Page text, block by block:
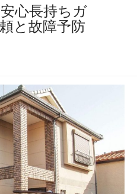
心長持ちガ
と故障予防